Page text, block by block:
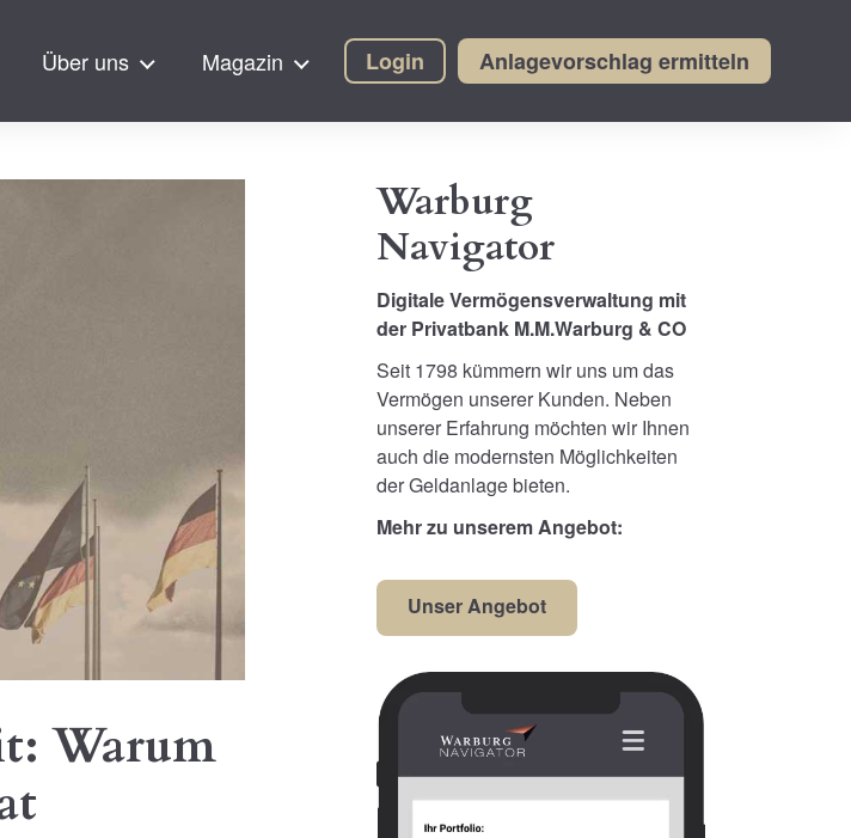
Über uns Magazin Login Anlagevorschlag ermitteln
Warum
Warburg
Navigator
Digitale Vermögensverwaltung mit
der Privatbank M.M.Warburg & CO
Seit 1798 kümmern wir uns um das
Vermögen unserer Kunden. Neben
unserer Erfahrung möchten wir Ihnen
auch die modernsten Möglichkeiten
der Geldanlage bieten.
Mehr zu unserem Angebot:
Unser Angebot